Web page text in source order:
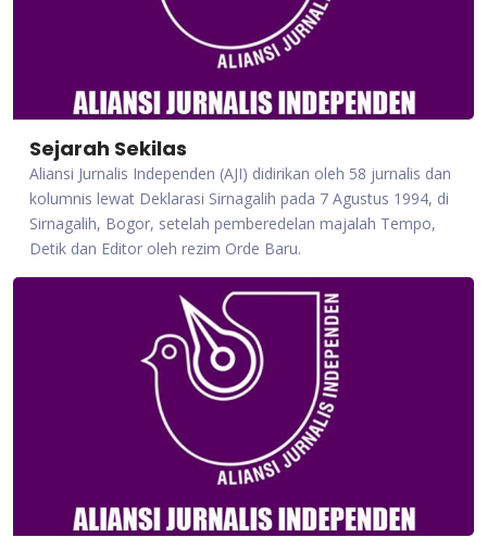
Sejarah Sekilas
Aliansi Jurnalis Independen (AJI) didirikan oleh 58 jurnalis dan
kolumnis lewat Deklarasi Sirnagalih pada 7 Agustus 1994, di
Sirnagalih, Bogor, setelah pemberedelan majalah Tempo,
Detik dan Editor oleh rezim Orde Baru.